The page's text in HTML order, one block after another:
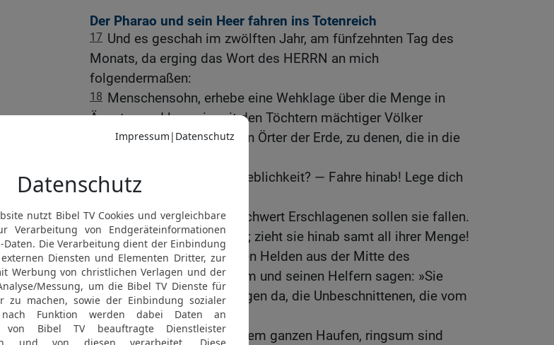
Der Pharao und sein Heer fahren ins Totenreich
17 Und es geschah im zwölften Jahr, am fünfzehnten Tag des
Monats, da erging das Wort des HERRN an mich
folgendermaßen:
18 Menschensohn, erhebe eine Wehklage über die Menge in
Ägypten und lass sie mit den Töchtern mächtiger Völker
hinabfahren in die untersten Örter der Erde, zu denen, die in die
19 Wen übertriffst du an Lieblichkeit? — Fahre hinab! Lege dich
zu den Unbeschnittenen!
20 Mitten unter den vom Schwert Erschlagenen sollen sie fallen.
Das Schwert ist übergeben; zieht sie hinab samt all ihrer Menge!
21 Die Vornehmen unter den Helden aus der Mitte des
Totenreichs werden von ihm und seinen Helfern sagen: »Sie
sind hinabgefahren, sie liegen da, die Unbeschnittenen, die vom
Schwert durchbohrt sind!«
22 Da ist Assyrien mit seinem ganzen Haufen, ringsum sind